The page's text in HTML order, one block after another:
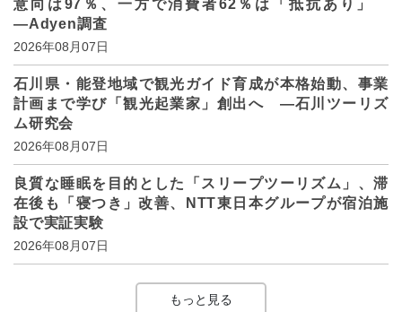
意向は97％、一方で消費者62％は「抵抗あり」
―Adyen調査
2026年08月07日
石川県・能登地域で観光ガイド育成が本格始動、事業
計画まで学び「観光起業家」創出へ ―石川ツーリズ
ム研究会
2026年08月07日
良質な睡眠を目的とした「スリープツーリズム」、滞
在後も「寝つき」改善、NTT東日本グループが宿泊施
設で実証実験
2026年08月07日
もっと見る